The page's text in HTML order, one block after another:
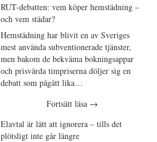
RUT-debatten: vem köper hemstädning –
och vem städar?
Hemstädning har blivit en av Sveriges
mest använda subventionerade tjänster,
men bakom de bekväma bokningsappar
och prisvärda timpriserna döljer sig en
debatt som pågått lika…
Fortsätt läsa →
Elavtal är lätt att ignorera – tills det
plötsligt inte går längre